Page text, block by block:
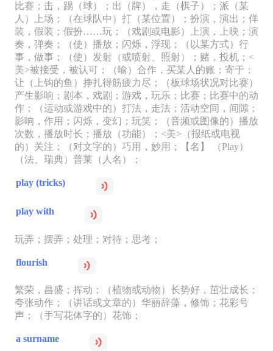
比赛；击，踢（球）；出（牌），走（棋子）；派（某
人）上场；（在球队中）打（某位置）；扮演，演出；佯
装，假装；假扮……玩；（戏剧或电影）上演，上映；演
奏，弹奏；（使）播放；闪烁，浮现；（以某方式）行
事，做事；（使）发射（或喷射、照射）；赌，投机；<
美>被接受，被认可；（喻）合作，买某人的账；寄于；
让（上钩的鱼）挣扎得筋疲力尽；（板球场状况对比赛）
产生影响；剧本，戏剧；游戏，玩乐；比赛；比赛中的动
作；（运动或游戏中的）打法，走法；活动空间，间隙；
影响，作用；闪烁，变幻；玩笑；（音频或图像的）播放
次数，播放时长；播放（功能）；<美>（报纸或电视
的）关注；（对文字的）巧用，妙用；【名】 （Play）
（法、瑞典）普莱（人名）；
play (tricks)
play with
玩弄；摆弄；处理；对待；思考；
flourish
繁荣，昌盛；挥动；（植物或动物）长势好，茁壮成长；
夸张动作；（讲话或文章的）华丽辞藻，修饰；花彩号
声；（手写花体字的）花饰；
a surname